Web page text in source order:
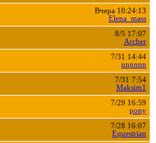
Вчера 10:24:13
Elena_mass
8/5 17:07
Archer
7/31 14:44
nnnnnn
7/31 7:54
Maksim1
7/29 16:59
pony
7/28 16:07
Equestrian